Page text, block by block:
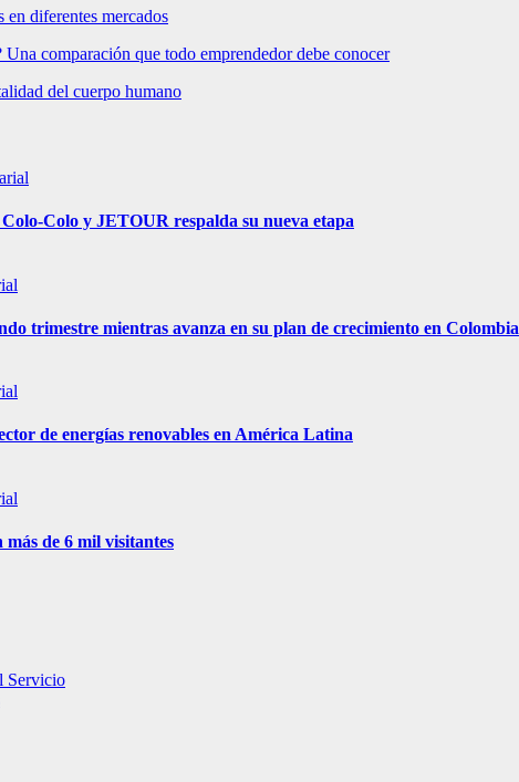
en diferentes mercados
Una comparación que todo emprendedor debe conocer
del cuerpo humano
Colo y JETOUR respalda su nueva etapa
trimestre mientras avanza en su plan de crecimiento en Colombia
de energías renovables en América Latina
de 6 mil visitantes
Servicio